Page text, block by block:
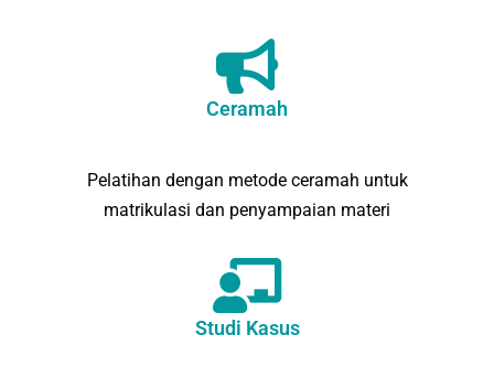
Ceramah
Pelatihan dengan metode ceramah untuk
matrikulasi dan penyampaian materi
Studi Kasus